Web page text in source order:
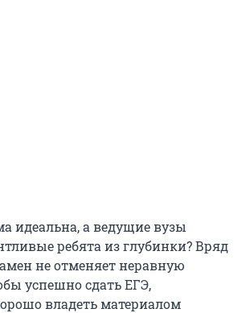
идеальна, а ведущие вузы
ребята из глубинки? Вряд
не отменяет неравную
успешно сдать ЕГЭ,
владеть материалом